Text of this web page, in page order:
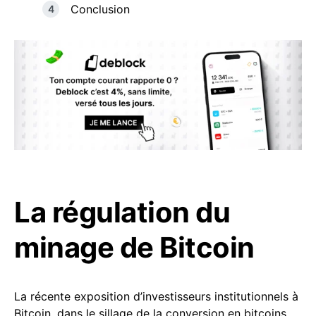
Conclusion
La régulation du
minage de Bitcoin
La récente exposition d’investisseurs institutionnels à